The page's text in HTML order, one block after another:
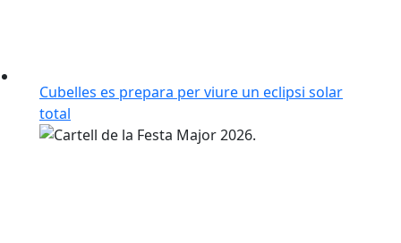
Cubelles es prepara per viure un eclipsi solar
total